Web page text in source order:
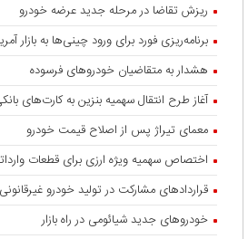
ریزش تقاضا در مرحله جدید عرضه خودرو
برنامه‌ریزی فورد برای ورود چینی‌ها به بازار
هشدار به متقاضیان خودروهای فرسوده
آغاز طرح انتقال سهمیه بنزین به کارت‌های
معمای تیراژ پس از اصلاح قیمت خودرو
اختصاص سهمیه ویژه ارزی برای قطعات
قراردادهای مشارکت در تولید خودرو
خودروهای جدید شیائومی در راه بازار